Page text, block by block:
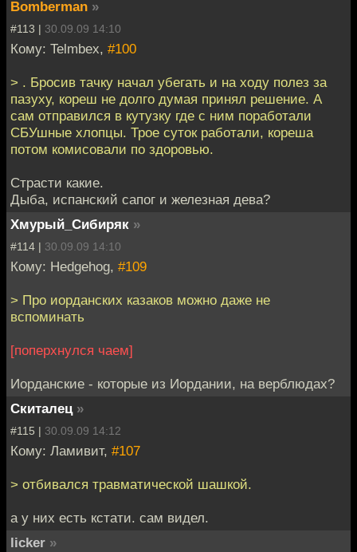
Bomberman »
#113 | 30.09.09 14:10
Кому: Telmbex, #100
> . Бросив тачку начал убегать и на ходу полез за
пазуху, кореш не долго думая принял решение. А
сам отправился в кутузку где с ним поработали
СБУшные хлопцы. Трое суток работали, кореша
потом комисовали по здоровью.
Страсти какие.
Дыба, испанский сапог и железная дева?
Хмурый_Сибиряк »
#114 | 30.09.09 14:10
Кому: Hedgehog, #109
> Про иорданских казаков можно даже не
вспоминать
[поперхнулся чаем]
Иорданские - которые из Иордании, на верблюдах?
Скиталец »
#115 | 30.09.09 14:12
Кому: Ламивит, #107
> отбивался травматической шашкой.
а у них есть кстати. сам видел.
licker »